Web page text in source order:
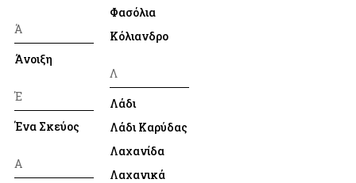
Ά
Άνοιξη
Έ
Ένα Σκεύος
Α
Φασόλια
Κόλιανδρο
Λ
Λάδι
Λάδι Καρύδας
Λαχανίδα
Λαχανικά